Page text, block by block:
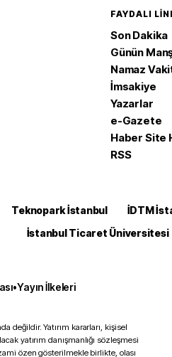
FAYDALI
Son Dakika
Günün
Namaz
İmsakiye
Yazarlar
e-Gazete
Haber Site
RSS
Teknopark İstanbul İDTM
İstanbul Ticaret Üniversitesi
•Yayın İlkeleri
değildir. Yatırım kararları, kişisel
yatırım danışmanlığı sözleşmesi
özen gösterilmekle birlikte, olası